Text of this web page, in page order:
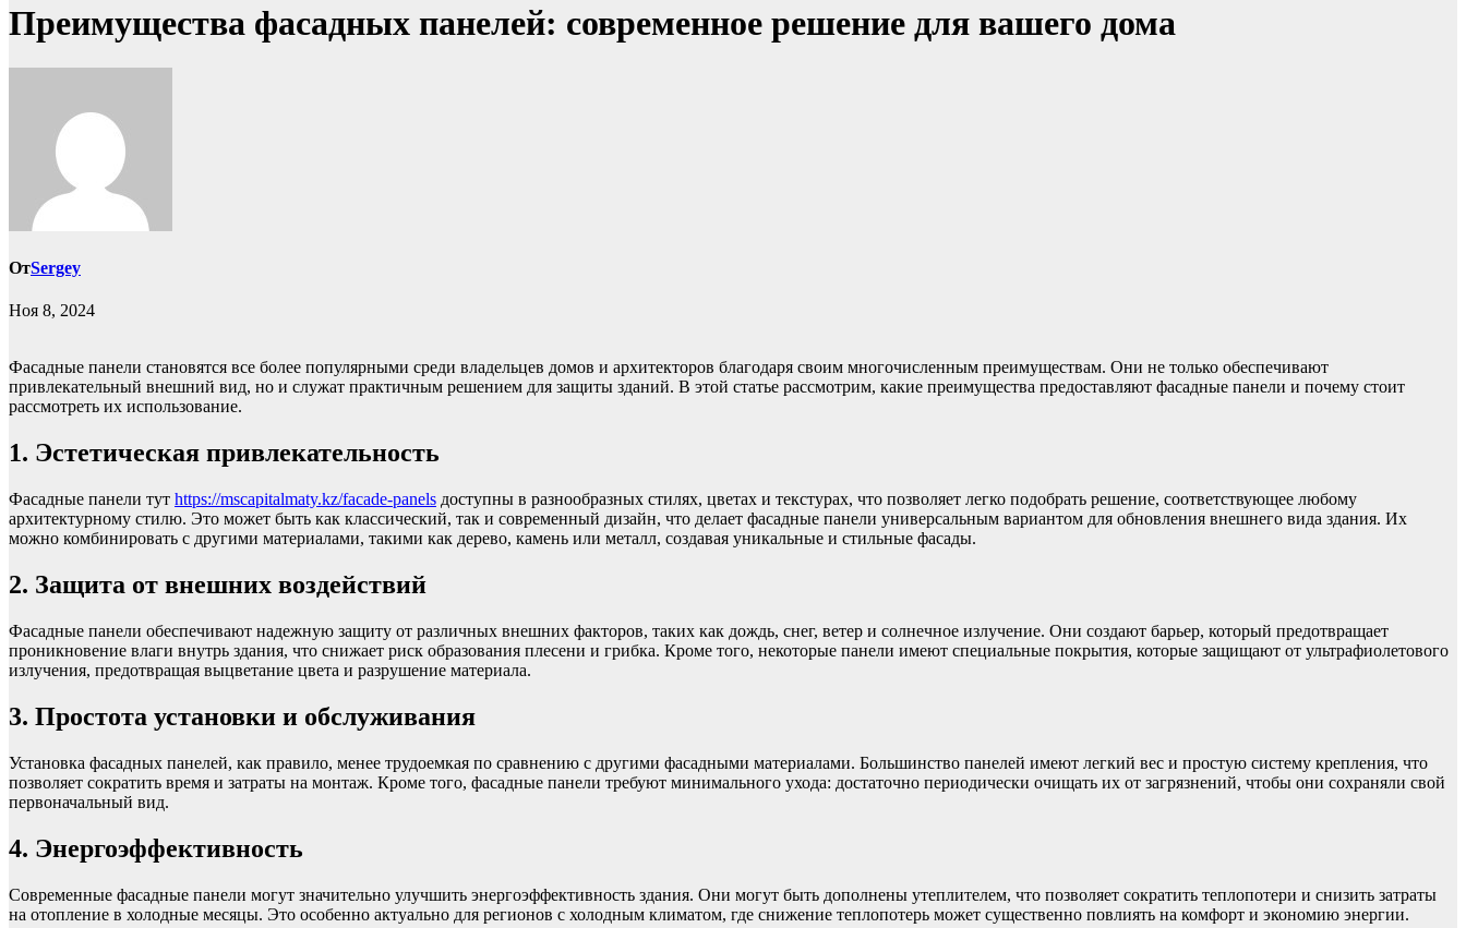
Преимущества фасадных панелей: современное решение для вашего дома
ОтSergey
Ноя 8, 2024
Фасадные панели становятся все более популярными среди владельцев домов и архитекторов благодаря своим многочисленным преимуществам. Они не только обеспечивают
привлекательный внешний вид, но и служат практичным решением для защиты зданий. В этой статье рассмотрим, какие преимущества предоставляют фасадные панели и почему стоит
рассмотреть их использование.
1. Эстетическая привлекательность
Фасадные панели тут https://mscapitalmaty.kz/facade-panels доступны в разнообразных стилях, цветах и текстурах, что позволяет легко подобрать решение, соответствующее любому
архитектурному стилю. Это может быть как классический, так и современный дизайн, что делает фасадные панели универсальным вариантом для обновления внешнего вида здания. Их
можно комбинировать с другими материалами, такими как дерево, камень или металл, создавая уникальные и стильные фасады.
2. Защита от внешних воздействий
Фасадные панели обеспечивают надежную защиту от различных внешних факторов, таких как дождь, снег, ветер и солнечное излучение. Они создают барьер, который предотвращает
проникновение влаги внутрь здания, что снижает риск образования плесени и грибка. Кроме того, некоторые панели имеют специальные покрытия, которые защищают от ультрафиолетового
излучения, предотвращая выцветание цвета и разрушение материала.
3. Простота установки и обслуживания
Установка фасадных панелей, как правило, менее трудоемкая по сравнению с другими фасадными материалами. Большинство панелей имеют легкий вес и простую систему крепления, что
позволяет сократить время и затраты на монтаж. Кроме того, фасадные панели требуют минимального ухода: достаточно периодически очищать их от загрязнений, чтобы они сохраняли свой
первоначальный вид.
4. Энергоэффективность
Современные фасадные панели могут значительно улучшить энергоэффективность здания. Они могут быть дополнены утеплителем, что позволяет сократить теплопотери и снизить затраты
на отопление в холодные месяцы. Это особенно актуально для регионов с холодным климатом, где снижение теплопотерь может существенно повлиять на комфорт и экономию энергии.